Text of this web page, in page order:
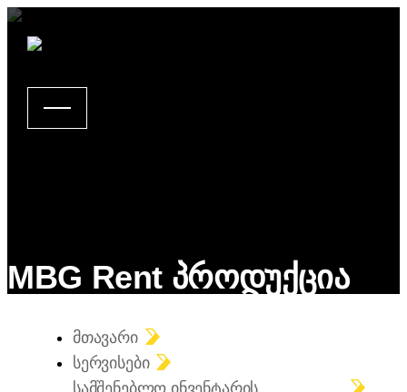
MBG Rent პროდუქცია
ᲛᲗᲐᲕᲐᲠᲘ
ᲡᲔᲠᲕᲘᲡᲔᲑᲘ
ᲡᲐᲛᲨᲔᲜᲔᲑᲚᲝ ᲘᲜᲕᲔᲜᲢᲐᲠᲘᲡ